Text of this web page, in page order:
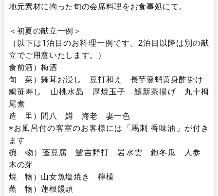
地元素材に拘った旬の会席料理をお食事処にて。
＜初夏の献立一例＞
（以下は1泊目のお料理一例です。2泊目以降は別の献
立でご用意いたします。）
食前酒）梅酒
旬 菜）舞茸お浸し 豆打和え 長芋羹蛸黄身酢掛け
鯛笹寿し 山桃水晶 厚焼玉子 鱚新茶揚げ 丸十栂
尾煮
造 里）間八 鱒 海老 妻一色
※お風呂付の客室のお客様には「馬刺 香味油」が付き
ます
椀 物）蓬豆腐 鱸吉野打 岩水雲 鉋冬瓜 人参
木の芽
焼 物）山女魚塩焼き 檸檬
蒸 物）蓮根饅頭